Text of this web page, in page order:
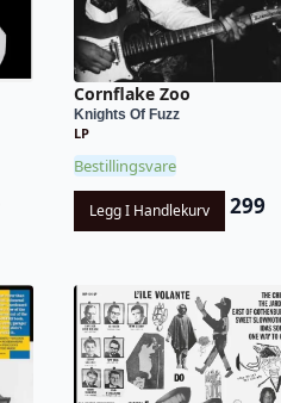
Cornflake Zoo
Knights Of Fuzz
LP
Bestillingsvare
Legg I Handlekurv 299